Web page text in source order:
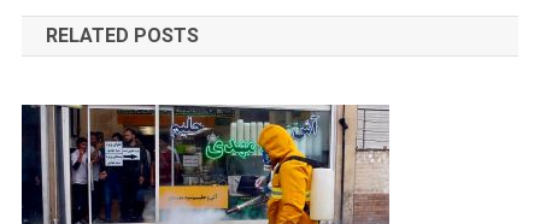
entradas
RELATED POSTS